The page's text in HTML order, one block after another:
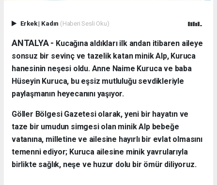
Erkek| Kadın (Haberi Sesli Oku)
ANTALYA - ​ Kucağına aldıkları ilk andan itibaren aileye
sonsuz bir sevinç ve tazelik katan minik Alp, Kuruca
hanesinin neşesi oldu. Anne Naime Kuruca ve baba
Hüseyin Kuruca, bu eşsiz mutluluğu sevdikleriyle
paylaşmanın heyecanını yaşıyor.
​Göller Bölgesi Gazetesi olarak, yeni bir hayatın ve
taze bir umudun simgesi olan minik Alp bebeğe
vatanına, milletine ve ailesine hayırlı bir evlat olmasını
temenni ediyor; Kuruca ailesine minik yavrularıyla
birlikte sağlık, neşe ve huzur dolu bir ömür diliyoruz.